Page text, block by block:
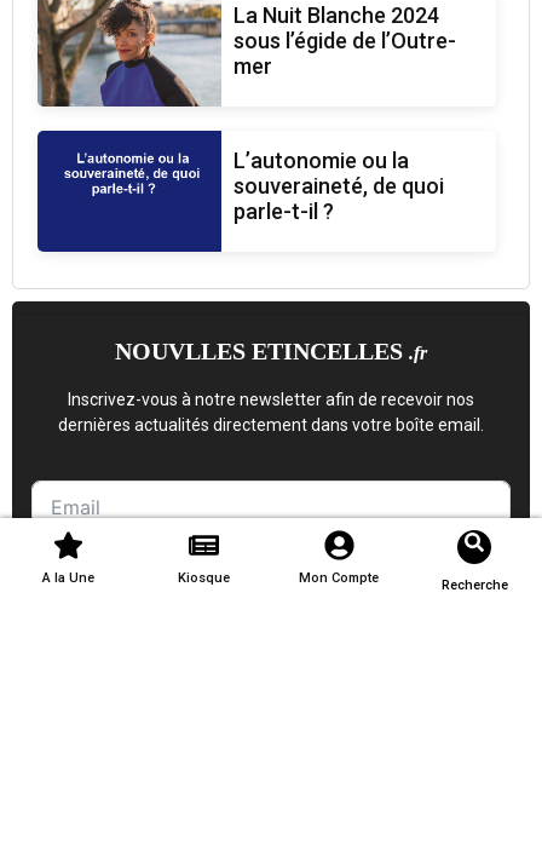
La Nuit Blanche 2024
sous l’égide de l’Outre-
mer
L’autonomie ou la
souveraineté, de quoi
parle-t-il ?
NOUVLLES ETINCELLES .fr
Inscrivez-vous à notre newsletter afin de recevoir nos
dernières actualités directement dans votre boîte email.
S'inscrire
A la Une Kiosque Mon Compte Recherche